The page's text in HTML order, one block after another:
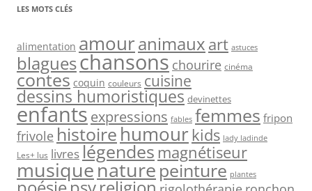
LES MOTS CLÉS
alimentation amouranimaux art astuces
blagueschansons chourire cinéma
contes coquin couleurs cuisine
dessins humoristiques devinettes
enfantsexpressions fables femmes fripon
frivole histoire humour kids lady ladinde
Les+ lus livreslégendes magnétiseur
musiquenature peinture plantes